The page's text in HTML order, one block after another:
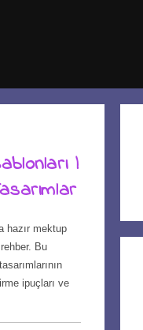
|
hazır mektup
Bu
ipuçları ve